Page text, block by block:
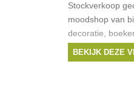
Stockverkoop
moodshop van
decoratie,
tot -70% op
Petite Friture en
BEKIJK DEZE